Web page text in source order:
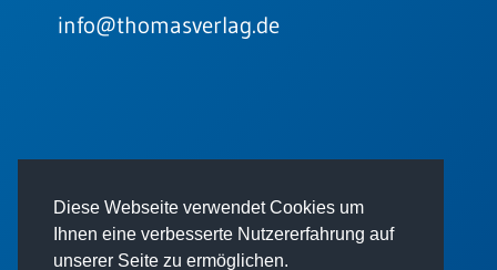
Diese Webseite verwendet Cookies um
Ihnen eine verbesserte Nutzererfahrung auf
unserer Seite zu ermöglichen.
info@thomasverlag.de